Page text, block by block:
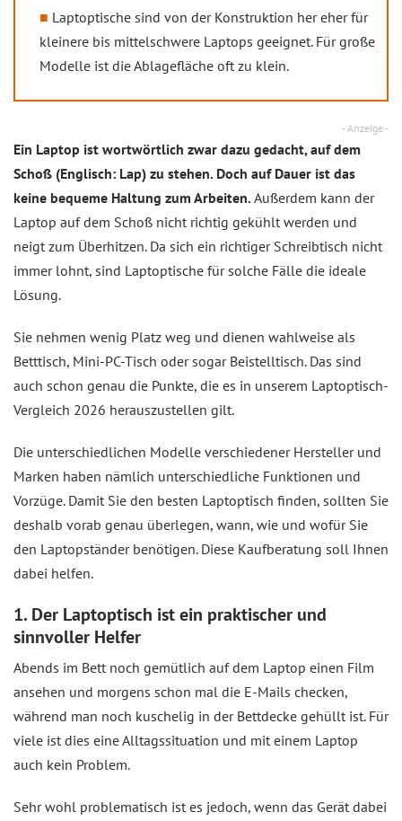
Laptoptische sind von der Konstruktion her eher für
kleinere bis mittelschwere Laptops geeignet. Für große
Modelle ist die Ablagefläche oft zu klein.
- Anzeige -
Ein Laptop ist wortwörtlich zwar dazu gedacht, auf dem
Schoß (Englisch: Lap) zu stehen. Doch auf Dauer ist das
keine bequeme Haltung zum Arbeiten. Außerdem kann der
Laptop auf dem Schoß nicht richtig gekühlt werden und
neigt zum Überhitzen. Da sich ein richtiger Schreibtisch nicht
immer lohnt, sind Laptoptische für solche Fälle die ideale
Lösung.
Sie nehmen wenig Platz weg und dienen wahlweise als
Betttisch, Mini-PC-Tisch oder sogar Beistelltisch. Das sind
auch schon genau die Punkte, die es in unserem Laptoptisch-
Vergleich 2026 herauszustellen gilt.
Die unterschiedlichen Modelle verschiedener Hersteller und
Marken haben nämlich unterschiedliche Funktionen und
Vorzüge. Damit Sie den besten Laptoptisch finden, sollten Sie
deshalb vorab genau überlegen, wann, wie und wofür Sie
den Laptopständer benötigen. Diese Kaufberatung soll Ihnen
dabei helfen.
1. Der Laptoptisch ist ein praktischer und
sinnvoller Helfer
Abends im Bett noch gemütlich auf dem Laptop einen Film
ansehen und morgens schon mal die E-Mails checken,
während man noch kuschelig in der Bettdecke gehüllt ist. Für
viele ist dies eine Alltagssituation und mit einem Laptop
auch kein Problem.
Sehr wohl problematisch ist es jedoch, wenn das Gerät dabei